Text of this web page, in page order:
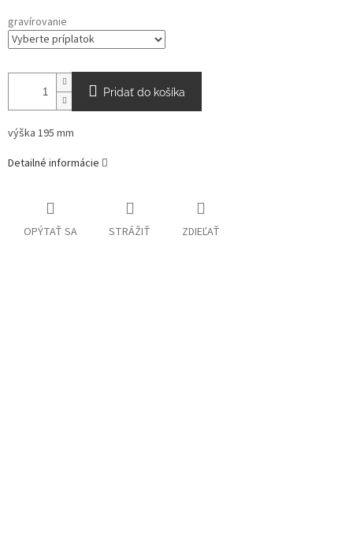
gravírovanie
Pridať do košíka
výška 195 mm
Detailné informácie
OPÝTAŤ SA STRÁŽIŤ ZDIEĽAŤ